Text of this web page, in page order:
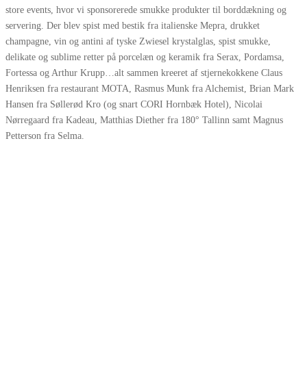
store events, hvor vi sponsorerede smukke produkter til borddækning og
servering. Der blev spist med bestik fra italienske Mepra, drukket
champagne, vin og antini af tyske Zwiesel krystalglas, spist smukke,
delikate og sublime retter på porcelæn og keramik fra Serax, Pordamsa,
Fortessa og Arthur Krupp…alt sammen kreeret af stjernekokkene Claus
Henriksen fra restaurant MOTA, Rasmus Munk fra Alchemist, Brian Mark
Hansen fra Søllerød Kro (og snart CORI Hornbæk Hotel), Nicolai
Nørregaard fra Kadeau, Matthias Diether fra 180° Tallinn samt Magnus
Petterson fra Selma.